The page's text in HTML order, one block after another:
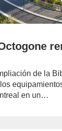
de la
en un…